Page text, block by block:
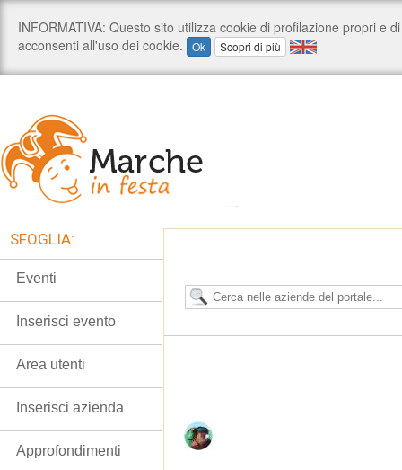
SFOGLIA:
Eventi
Inserisci evento
Area utenti
Inserisci azienda
Approfondimenti